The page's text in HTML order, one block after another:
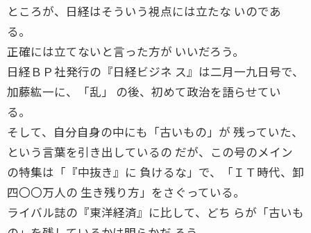
ところが、日経はそういう視点には立たな いのであ
る。
正確には立てないと言った方が いいだろう。
日経ＢＰ社発行の『日経ビジネ ス』は二月一九日号で、
加藤紘一に、「乱」 の後、初めて政治を語らせてい
る。
そして、自分自身の中にも「古いもの」が 残っていた、
という言葉を引き出しているの だが、この号のメイン
の特集は「『中抜き』に 負けるな」で、「ＩＴ時代、卸
四〇〇万人の 生き残り方」をさぐっている。
ライバル誌の『東洋経済』に比して、どち らが「古いも